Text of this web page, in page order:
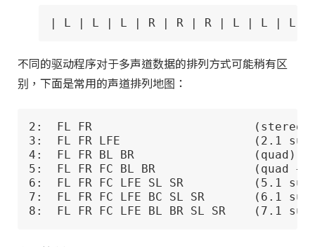
| L | L | L | R | R | R | L | L | L
不同的驱动程序对于多声道数据的排列方式可能稍有区
别，下面是常用的声道排列地图：
2:  FL FR                       (stereo)
3:  FL FR LFE                   (2.1
4:  FL FR BL BR                 (quad)
5:  FL FR FC BL BR              (quad +
6:  FL FR FC LFE SL SR          (5.1
7:  FL FR FC LFE BC SL SR       (6.1
8:  FL FR FC LFE BL BR SL SR    (7.1